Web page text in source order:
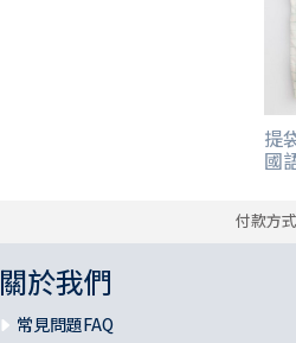
提
國
付款方式
關於我們
常見問題FAQ